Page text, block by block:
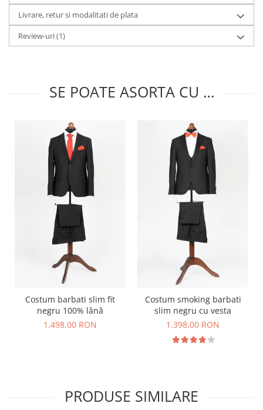
Livrare, retur si modalitati de plata
Review-uri(1)
SE POATE ASORTA CU …
Costum barbati slim fit
negru 100% lână
1.498,00 RON
Costum smoking barbati
slim negru cu vesta
1.398,00 RON
PRODUSE SIMILARE